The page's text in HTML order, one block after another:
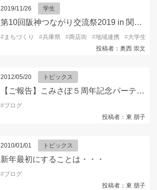
2019/11/26 学生
第10回阪神つながり交流祭2019 in 関西学院大学
#まちづくり #兵庫県 #商店街 #地域連携 #大学生
投稿者：奥西 崇文
2012/05/20 トピックス
【ご報告】こみさぽ５周年記念パーティー
#ブログ
投稿者：東 朋子
2010/01/01 トピックス
新年最初にすることは・・・
#ブログ
投稿者：東 朋子